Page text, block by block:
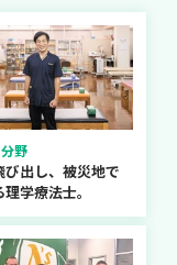
野
び出し、被災地で
学療法士。